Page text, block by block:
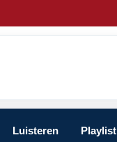
Luisteren Playlist